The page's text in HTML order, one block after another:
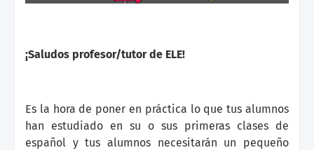
¡Saludos profesor/tutor de ELE!
Es la hora de poner en práctica lo que tus alumnos
han estudiado en su o sus primeras clases de
español y tus alumnos necesitarán un pequeño